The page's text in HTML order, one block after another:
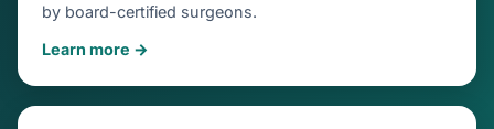
by board-certified surgeons.
Learn more →